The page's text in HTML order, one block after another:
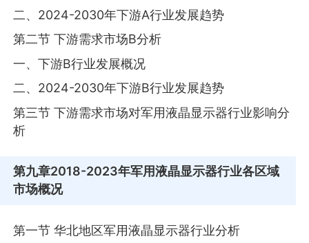
二、2024-2030年下游A行业发展趋势
第二节 下游需求市场B分析
一、下游B行业发展概况
二、2024-2030年下游B行业发展趋势
第三节 下游需求市场对军用液晶显示器行业影响分
析
第九章2018-2023年军用液晶显示器行业各区域
市场概况
第一节 华北地区军用液晶显示器行业分析